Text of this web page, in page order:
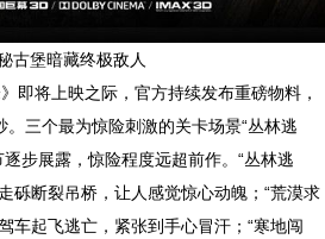
古堡暗藏终极敌人
即将上映之际，官方持续发布重磅物料，
三个最为惊险刺激的关卡场景“丛林逃
逐步展露，惊险程度远超前作。“丛林逃
砾断裂吊桥，让人感觉惊心动魄；“荒漠求
车起飞逃亡，紧张到手心冒汗；“寒地闯